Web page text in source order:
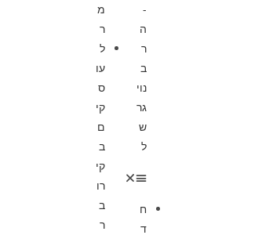
-
ה
ר
ב
נוי
גר
ש
ל
ח
ד
מ
ר
ל
עו
ס
קי
ם
ב
קי
רו
ב
ר